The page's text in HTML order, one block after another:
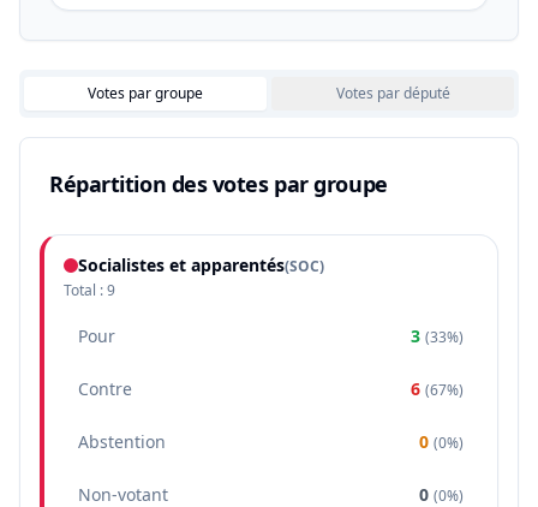
Votes par groupe Votes par député
Répartition des votes par groupe
Socialistes et apparentés(SOC)
Total :9
Pour 3 (33%)
Contre 6 (67%)
Abstention 0 (0%)
Non-votant 0 (0%)